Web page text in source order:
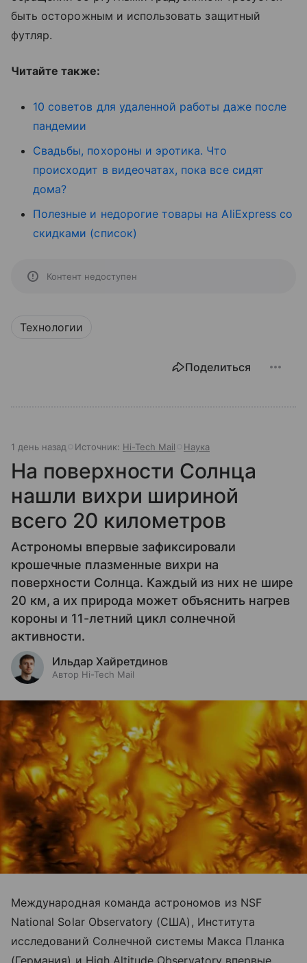
быть осторожным и использовать защитный
футляр.
Читайте также:
10 советов для удаленной работы даже после
пандемии
Свадьбы, похороны и эротика. Что
происходит в видеочатах, пока все сидят
дома?
Полезные и недорогие товары на AliExpress со
скидками (список)
Контент недоступен
Технологии
Поделиться
1 день назад Источник: Hi-Tech Mail Наука
На поверхности Солнца
нашли вихри шириной
всего 20 километров
Астрономы впервые зафиксировали
крошечные плазменные вихри на
поверхности Солнца. Каждый из них не шире
20 км, а их природа может объяснить нагрев
короны и 11-летний цикл солнечной
активности.
Ильдар Хайретдинов
Автор Hi-Tech Mail
Международная команда астрономов из NSF
National Solar Observatory (США), Института
исследований Солнечной системы Макса Планка